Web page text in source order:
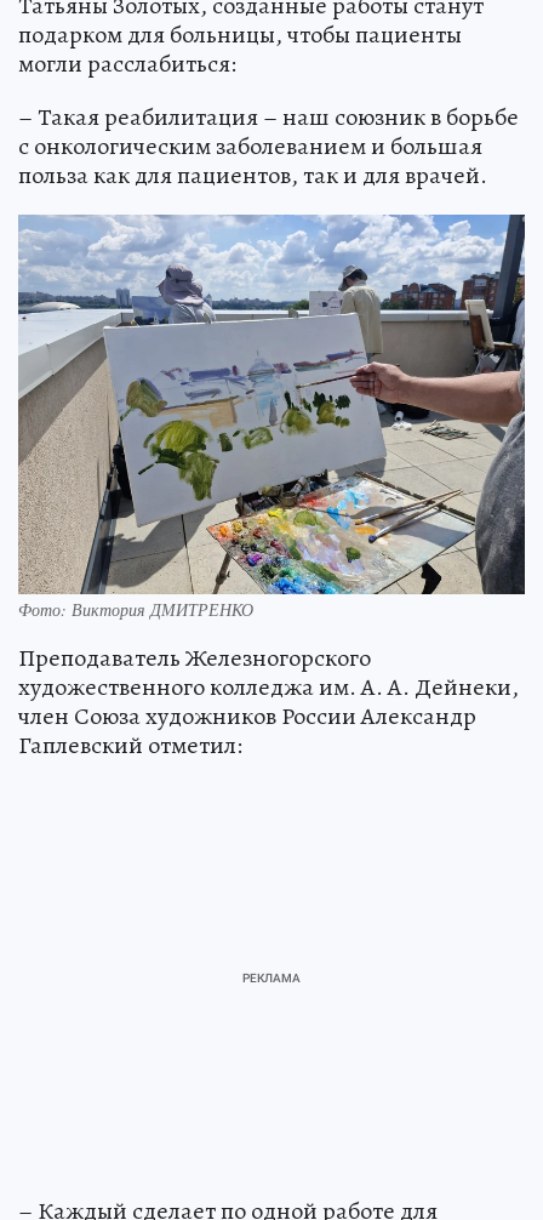
подарком для больницы, чтобы пациенты
могли расслабиться:
– Такая реабилитация – наш союзник в борьбе
с онкологическим заболеванием и большая
польза как для пациентов, так и для врачей.
Фото: Виктория ДМИТРЕНКО
Преподаватель Железногорского
художественного колледжа им. А. А. Дейнеки,
член Союза художников России Александр
Гаплевский отметил:
– Каждый сделает по одной работе для